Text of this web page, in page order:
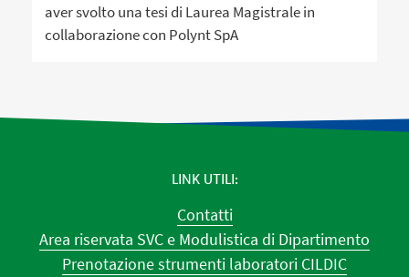
aver svolto una tesi di Laurea Magistrale in
collaborazione con Polynt SpA
LINK UTILI
Contatti
Area riservata SVC e Modulistica di Dipartimento
Prenotazione strumenti laboratori CILDIC